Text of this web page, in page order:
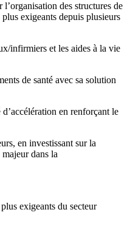
des structures de
exigeants depuis plusieurs
infirmiers et les aides à la vie
de santé avec sa solution
en renforçant le
en investissant sur la
dans la
exigeants du secteur